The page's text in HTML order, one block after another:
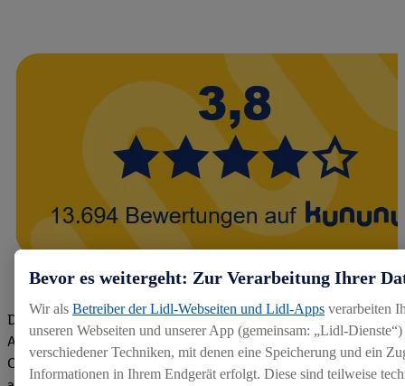
Die Bewertungen von aktuellen und ehemaligen Mitarbeitern,
Azubis und externen Bewerbern haben uns zu einer Top
Company gemacht. Wir freuen uns über unseren guten Score
Bevor es weitergeht: Zur Verarbeitung Ihrer
Wir als Betreiber der Lidl-Webseiten und Lidl-Apps verarbeiten
unseren Webseiten und unserer App (gemeinsam: „Lidl-
verschiedener Techniken, mit denen eine Speicherung und ein
Informationen in Ihrem Endgerät erfolgt. Diese sind teilweise